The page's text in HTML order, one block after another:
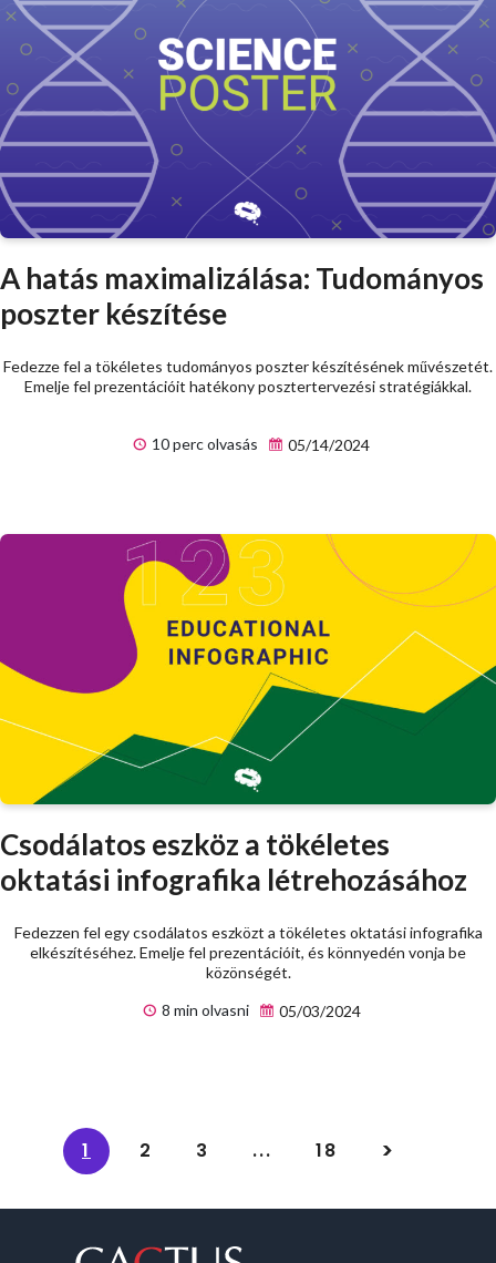
A hatás maximalizálása: Tudományos
poszter készítése
Fedezze fel a tökéletes tudományos poszter készítésének művészetét.
Emelje fel prezentációit hatékony posztertervezési stratégiákkal.
10 perc olvasás 05/14/2024
Csodálatos eszköz a tökéletes
oktatási infografika létrehozásához
Fedezzen fel egy csodálatos eszközt a tökéletes oktatási infografika
elkészítéséhez. Emelje fel prezentációit, és könnyedén vonja be
közönségét.
8 min olvasni
05/03/2024
1 2 3 ... 18